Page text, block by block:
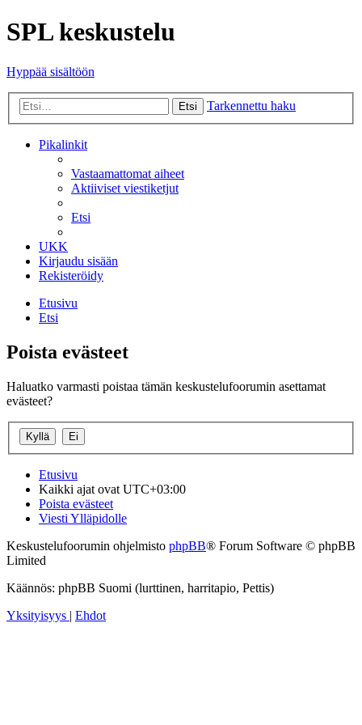
SPL keskustelu
Hyppää sisältöön
Etsi Tarkennettu haku
Pikalinkit
Vastaamattomat aiheet
Aktiiviset viestiketjut
Etsi
UKK
Kirjaudu sisään
Rekisteröidy
Etusivu
Etsi
Poista evästeet
Haluatko varmasti poistaa tämän keskustelufoorumin asettamat
evästeet?
Etusivu
Kaikki ajat ovat UTC+03:00
Poista evästeet
Viesti Ylläpidolle
Keskustelufoorumin ohjelmisto phpBB® Forum Software © phpBB
Limited
Käännös: phpBB Suomi (lurttinen, harritapio, Pettis)
Yksityisyys | Ehdot